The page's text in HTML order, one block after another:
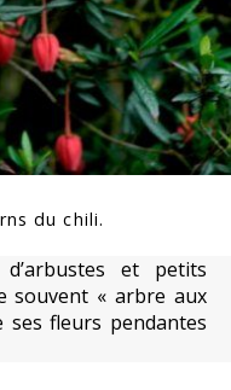
du chili.
et petits
souvent « arbre aux
ses fleurs pendantes